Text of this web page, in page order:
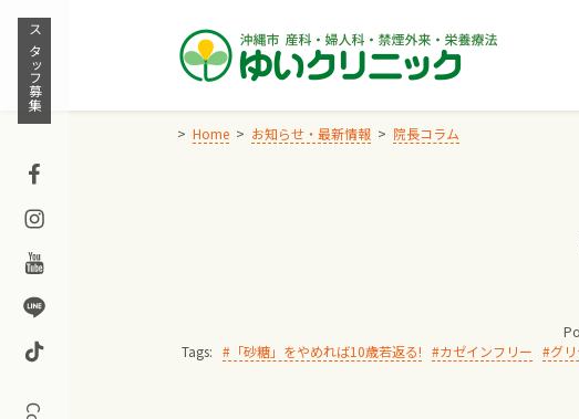
Skip
content
スタッフ募集
Facebook
Instagram
Youtube
Line
TikTok
Home お知らせ・最新情報 院長コラム
Tags:
「砂糖」をやめれば10歳若返る! カゼインフリー グ